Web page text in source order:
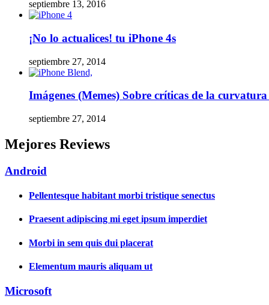
septiembre 13, 2016
¡No lo actualices! tu iPhone 4s
septiembre 27, 2014
Imágenes (Memes) Sobre críticas de la
septiembre 27, 2014
Mejores Reviews
Android
Pellentesque habitant morbi tristique senectus
Praesent adipiscing mi eget ipsum imperdiet
Morbi in sem quis dui placerat
Elementum mauris aliquam ut
Microsoft